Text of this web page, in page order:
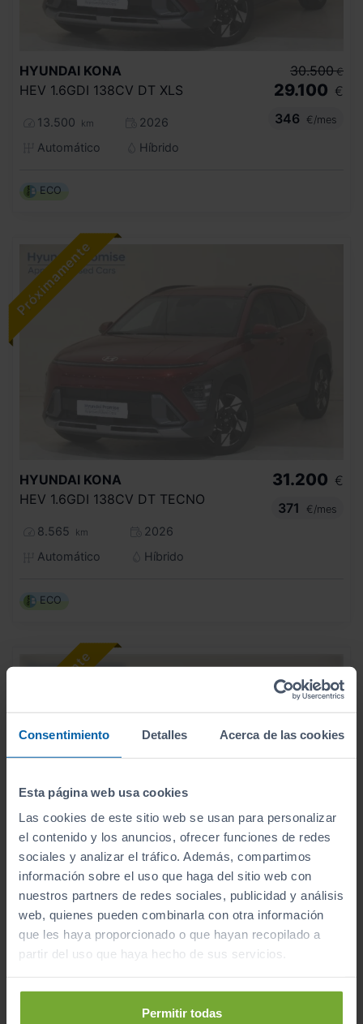
Consentimiento Detalles Acerca de las cookies
Esta página web usa cookies
Las cookies de este sitio web se usan para personalizar
el contenido y los anuncios, ofrecer funciones de redes
sociales y analizar el tráfico. Además, compartimos
información sobre el uso que haga del sitio web con
nuestros partners de redes sociales, publicidad y análisis
web, quienes pueden combinarla con otra información
que les haya proporcionado o que hayan recopilado a
partir del uso que haya hecho de sus servicios.
Permitir todas
HYUNDAI KONA
HEV 1.6GDI 138CV DT XLS
13.500 km
2026
Automático
Híbrido
30.500 €
29.100 €
346
€/mes
ECO
HYUNDAI KONA
HEV 1.6GDI 138CV DT TECNO
8.565 km
2026
Automático
Híbrido
31.200 €
371
€/mes
ECO
HYUNDAI KONA
HEV 1.6GDI 138CV DT TECNO
8.565 km
2026
31.900 €
379
€/mes